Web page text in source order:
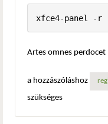
xfce4-panel -r
Artes omnes perdocet
a hozzászóláshoz
szükséges